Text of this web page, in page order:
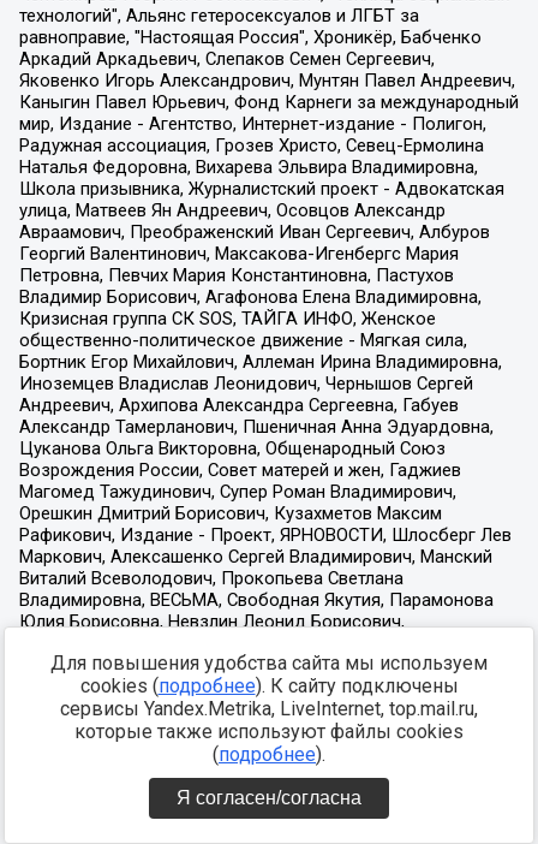
Для повышения удобства сайта мы используем
cookies (подробнее). К сайту подключены
сервисы Yandex.Metrika, LiveInternet, top.mail.ru,
которые также используют файлы cookies
(подробнее).
Я согласен/согласна